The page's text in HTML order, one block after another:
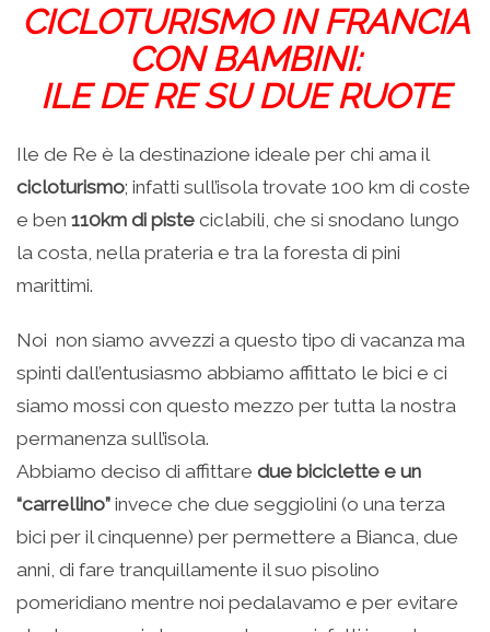
CICLOTURISMO IN FRANCIA
CON BAMBINI:
ILE DE RE SU DUE RUOTE
Ile de Re è la destinazione ideale per chi ama il
cicloturismo; infatti sull’isola trovate 100 km di coste
e ben 110km di piste ciclabili, che si snodano lungo
la costa, nella prateria e tra la foresta di pini
marittimi.
Noi non siamo avvezzi a questo tipo di vacanza ma
spinti dall’entusiasmo abbiamo affittato le bici e ci
siamo mossi con questo mezzo per tutta la nostra
permanenza sull’isola.
Abbiamo deciso di affittare due biciclette e un
“carrellino” invece che due seggiolini (o una terza
bici per il cinquenne) per permettere a Bianca, due
anni, di fare tranquillamente il suo pisolino
pomeridiano mentre noi pedalavamo e per evitare